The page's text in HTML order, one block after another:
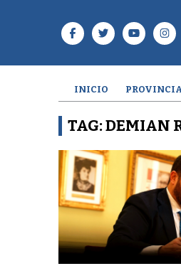
INICIO
TAG: DEMIAN